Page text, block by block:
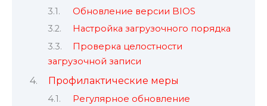
Обновление версии BIOS
Настройка загрузочного порядка
Проверка целостности
загрузочной записи
Профилактические меры
Регулярное обновление